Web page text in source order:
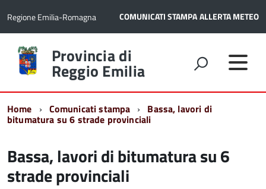
Regione Emilia-Romagna COMUNICATI STAMPAALLERTA METEO
Torna
alla
home
Provincia di
Reggio Emilia
Home Comunicati stampa Bassa, lavori di
bitumatura su 6 strade provinciali
Bassa, lavori di bitumatura su 6
strade provinciali